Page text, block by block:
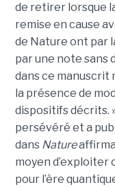
de retirer lorsque
remise en cause
de Nature ont par
par une note sans
dans ce manuscrit
la présence de
dispositifs décrits.
persévéré et a
dans Nature
moyen d’exploiter
pour l’ère